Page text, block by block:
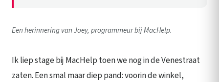
Een herinnering van Joey, programmeur bij MacHelp.
Ik liep stage bij MacHelp toen we nog in de Venestraat
zaten. Een smal maar diep pand: voorin de winkel,